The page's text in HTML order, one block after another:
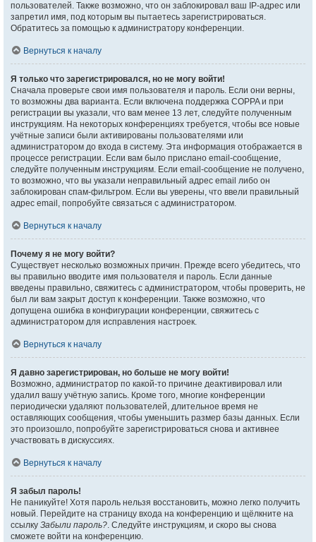
пользователей. Также возможно, что он заблокировал ваш IP-адрес или
запретил имя, под которым вы пытаетесь зарегистрироваться.
Обратитесь за помощью к администратору конференции.
Вернуться к началу
Я только что зарегистрировался, но не могу войти!
Сначала проверьте свои имя пользователя и пароль. Если они верны,
то возможны два варианта. Если включена поддержка COPPA и при
регистрации вы указали, что вам менее 13 лет, следуйте полученным
инструкциям. На некоторых конференциях требуется, чтобы все новые
учётные записи были активированы пользователями или
администратором до входа в систему. Эта информация отображается в
процессе регистрации. Если вам было прислано email-сообщение,
следуйте полученным инструкциям. Если email-сообщение не получено,
то возможно, что вы указали неправильный адрес email либо он
заблокирован спам-фильтром. Если вы уверены, что ввели правильный
адрес email, попробуйте связаться с администратором.
Вернуться к началу
Почему я не могу войти?
Существует несколько возможных причин. Прежде всего убедитесь, что
вы правильно вводите имя пользователя и пароль. Если данные
введены правильно, свяжитесь с администратором, чтобы проверить, не
был ли вам закрыт доступ к конференции. Также возможно, что
допущена ошибка в конфигурации конференции, свяжитесь с
администратором для исправления настроек.
Вернуться к началу
Я давно зарегистрирован, но больше не могу войти!
Возможно, администратор по какой-то причине деактивировал или
удалил вашу учётную запись. Кроме того, многие конференции
периодически удаляют пользователей, длительное время не
оставляющих сообщения, чтобы уменьшить размер базы данных. Если
это произошло, попробуйте зарегистрироваться снова и активнее
участвовать в дискуссиях.
Вернуться к началу
Я забыл пароль!
Не паникуйте! Хотя пароль нельзя восстановить, можно легко получить
новый. Перейдите на страницу входа на конференцию и щёлкните на
ссылку Забыли пароль?. Следуйте инструкциям, и скоро вы снова
сможете войти на конференцию.